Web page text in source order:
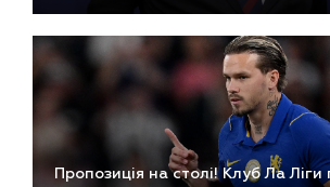
Пропозиція на столі! Клуб Ла Ліги